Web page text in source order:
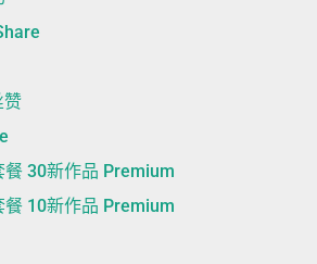
赞
30新作品 Premium
10新作品 Premium